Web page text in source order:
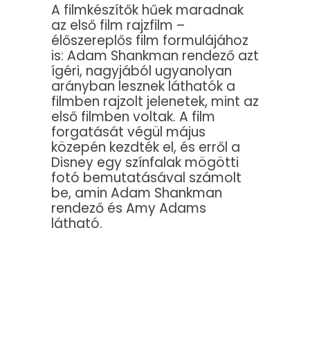
A filmkészítők hűek maradnak
az első film rajzfilm –
élőszereplős film formulájához
is: Adam Shankman rendező azt
ígéri, nagyjából ugyanolyan
arányban lesznek láthatók a
filmben rajzolt jelenetek, mint az
első filmben voltak. A film
forgatását végül május
közepén kezdték el, és erről a
Disney egy színfalak mögötti
fotó bemutatásával számolt
be, amin Adam Shankman
rendező és Amy Adams
látható.